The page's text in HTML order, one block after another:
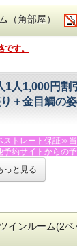
車場→第１・第２駐
車でお越しの方は
着後お電話下さい。
はチェックイン・
など、豊富な設備
ざいます。
やダンス、撮影な
予約）
☆★☆観光情報
井浜海岸まで車で３
津バカテル公園ま
感型動物園ｉＺｏ
津七滝まで車で２
田海中水族館まで
☆★☆その他☆★☆
車場→第１・第２駐
はチェックイン・
。
物の持込みＯＫ！
■
（税別)
泉も貸切無料！脱
しい赤ちゃんグッ
ボ ・バウンサー ・
気清浄機etc...
限りがございま
食事処も設備充実！
浄や、エプロンの
食事
の大きな伊豆特産
スタイル（コーヒ
（角部屋）
す。
人1,000円割
＋金目鯛の
トレート保証≫当
約サイトからの
ふじのくに安心
海老の頭はお味
っと見る
インルーム(2